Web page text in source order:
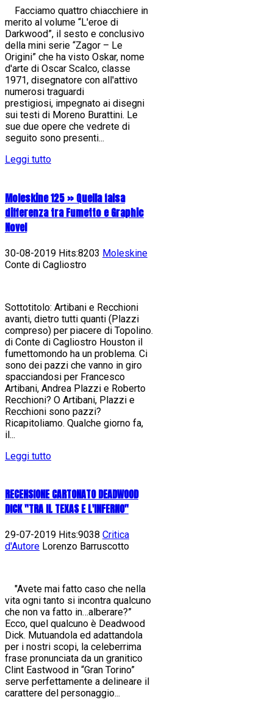
Facciamo quattro chiacchiere in
merito al volume “L'eroe di
Darkwood”, il sesto e conclusivo
della mini serie “Zagor – Le
Origini” che ha visto Oskar, nome
d'arte di Oscar Scalco, classe
1971, disegnatore con all'attivo
numerosi traguardi
prestigiosi, impegnato ai disegni
sui testi di Moreno Burattini. Le
sue due opere che vedrete di
seguito sono presenti...
Leggi tutto
Moleskine 125 » Quella falsa
differenza tra Fumetto e Graphic
Novel
30-08-2019 Hits:8203 Moleskine
Conte di Cagliostro
Sottotitolo: Artibani e Recchioni
avanti, dietro tutti quanti (Plazzi
compreso) per piacere di Topolino.
di Conte di Cagliostro Houston il
fumettomondo ha un problema. Ci
sono dei pazzi che vanno in giro
spacciandosi per Francesco
Artibani, Andrea Plazzi e Roberto
Recchioni? O Artibani, Plazzi e
Recchioni sono pazzi?
Ricapitoliamo. Qualche giorno fa,
il...
Leggi tutto
RECENSIONE CARTONATO DEADWOOD
DICK "TRA IL TEXAS E L'INFERNO"
29-07-2019 Hits:9038 Critica
d'Autore Lorenzo Barruscotto
"Avete mai fatto caso che nella
vita ogni tanto si incontra qualcuno
che non va fatto in…alberare?”
Ecco, quel qualcuno è Deadwood
Dick. Mutuandola ed adattandola
per i nostri scopi, la celeberrima
frase pronunciata da un granitico
Clint Eastwood in “Gran Torino”
serve perfettamente a delineare il
carattere del personaggio...